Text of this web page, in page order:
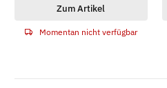
Zum Artikel
Momentan nicht verfügbar